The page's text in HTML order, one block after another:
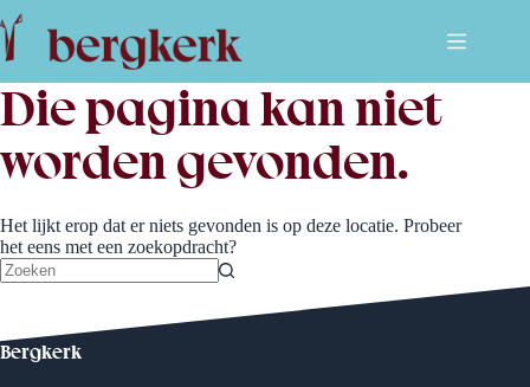
Ga
naar
de
Die pagina kan niet
worden gevonden.
Het lijkt erop dat er niets gevonden is op deze locatie. Probeer
het eens met een zoekopdracht?
Bergkerk